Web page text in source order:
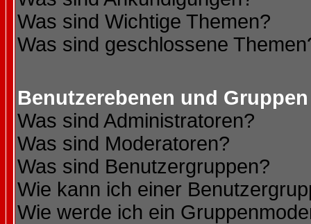
Was sind Wichtige Themen?
Was sind geschlossene
Benutzerebenen und Gruppen
Was sind Administratoren?
Was sind Moderatoren?
Was sind Benutzergruppen?
Wie kann ich einer
Wie werde ich ein